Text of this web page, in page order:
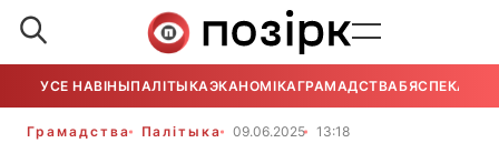
УСЕ НАВІНЫПАЛІТЫКАЭКАНОМІКАГРАМАДСТВАБЯСПЕКА
Грамадства Палітыка 09.06.2025 13:18